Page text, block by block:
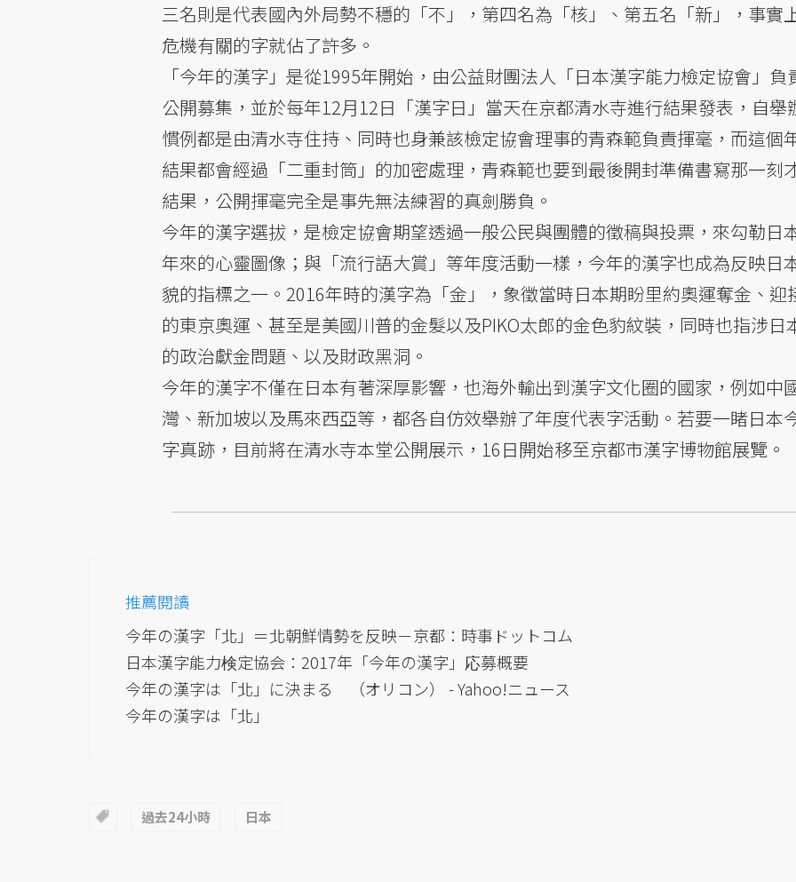
三名則是代表國內外局勢不穩的「不」，第四名為「核」、第五名「新」，事實
危機有關的字就佔了許多。
「今年的漢字」是從1995年開始，由公益財團法人「日本漢字能力檢定協會」負
公開募集，並於每年12月12日「漢字日」當天在京都清水寺進行結果發表，自舉
慣例都是由清水寺住持、同時也身兼該檢定協會理事的青森範負責揮毫，而這個
結果都會經過「二重封筒」的加密處理，青森範也要到最後開封準備書寫那一刻
結果，公開揮毫完全是事先無法練習的真劍勝負。
今年的漢字選拔，是檢定協會期望透過一般公民與團體的徵稿與投票，來勾勒日
年來的心靈圖像；與「流行語大賞」等年度活動一樣，今年的漢字也成為反映日
貌的指標之一。2016年時的漢字為「金」，象徵當時日本期盼里約奧運奪金、迎
的東京奧運、甚至是美國川普的金髮以及PIKO太郎的金色豹紋裝，同時也指涉日
的政治獻金問題、以及財政黑洞。
今年的漢字不僅在日本有著深厚影響，也海外輸出到漢字文化圈的國家，例如中
灣、新加坡以及馬來西亞等，都各自仿效舉辦了年度代表字活動。若要一睹日本
字真跡，目前將在清水寺本堂公開展示，16日開始移至京都市漢字博物館展覽。
推薦閱讀
今年の漢字「北」＝北朝鮮情勢を反映－京都：時事ドットコム
日本漢字能力検定協会：2017年「今年の漢字」応募概要
今年の漢字は「北」に決まる （オリコン） - Yahoo!ニュース
今年の漢字は「北」
過去24小時 日本